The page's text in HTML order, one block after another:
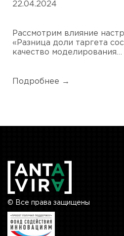
22.04.2024
Рассмотрим влияние
«Разница доли таргета
качество моделирования…
Подробнее →
© Все права защищены